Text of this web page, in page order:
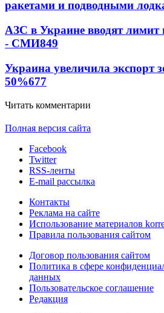
ракетами и подводными
АЗС в Украине вводят лимит
- СМИ849
Украина увеличила экспорт
50%677
Читать комментарии
Полная версия сайта
Facebook
Twitter
RSS-ленты
E-mail рассылка
Контакты
Реклама на сайте
Использование материалов
Правила пользования сайтом
Договор пользования сайтом
Политика в сфере
данных
Пользовательское соглашение
Редакция